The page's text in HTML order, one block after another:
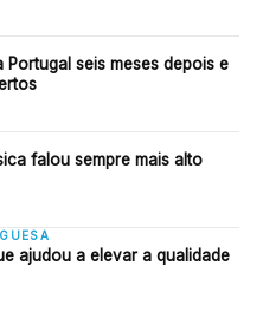
Portugal seis meses depois e
falou sempre mais alto
ajudou a elevar a qualidade